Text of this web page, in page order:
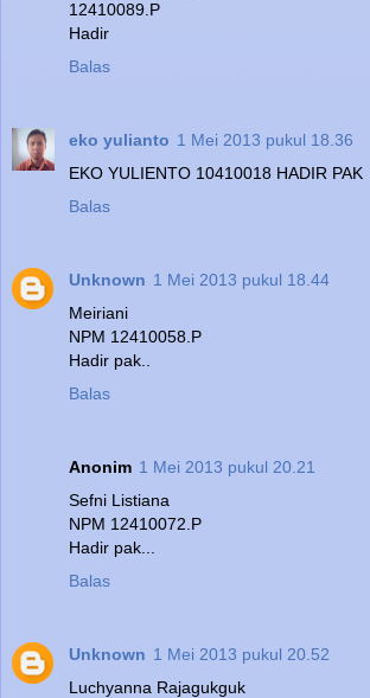
12410089.P
Hadir
Balas
eko yulianto 1 Mei 2013 pukul 18.36
EKO YULIENTO 10410018 HADIR PAK
Balas
Unknown 1 Mei 2013 pukul 18.44
Meiriani
NPM 12410058.P
Hadir pak..
Balas
Anonim 1 Mei 2013 pukul 20.21
Sefni Listiana
NPM 12410072.P
Hadir pak...
Balas
Unknown 1 Mei 2013 pukul 20.52
Luchyanna Rajagukguk